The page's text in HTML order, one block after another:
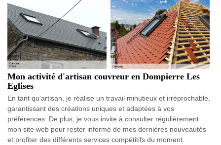
Mon activité d'artisan couvreur en Dompierre Les
Eglises
En tant qu'artisan, je réalise un travail minutieux et irréprochable,
garantissant des créations uniques et adaptées à vos
préférences. De plus, je vous invite à consulter régulièrement
mon site web pour rester informé de mes dernières nouveautés
et profiter des différents services compétitifs du moment.